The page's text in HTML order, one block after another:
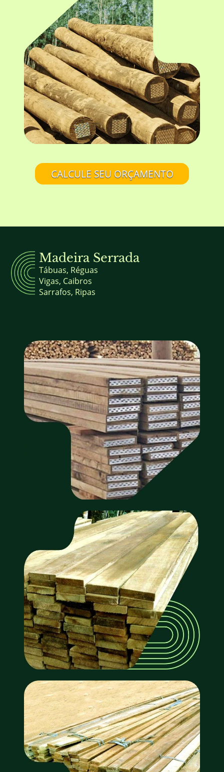
CALCULE SEU ORÇAMENTO
Madeira Serrada
Tábuas, Réguas
Vigas, Caibros
Sarrafos, Ripas